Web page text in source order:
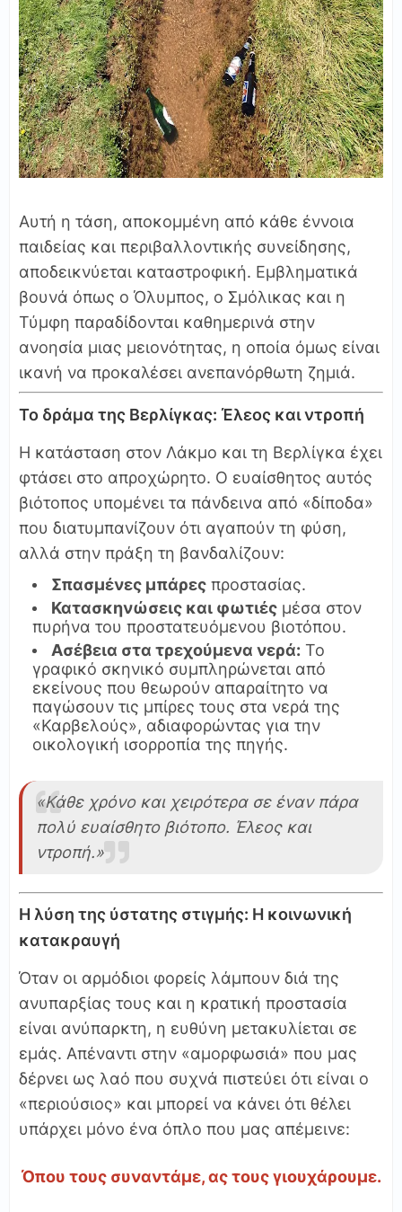
Αυτή η τάση, αποκομμένη από κάθε έννοια
παιδείας και περιβαλλοντικής συνείδησης,
αποδεικνύεται καταστροφική. Εμβληματικά
βουνά όπως ο Όλυμπος, ο Σμόλικας και η
Τύμφη παραδίδονται καθημερινά στην
ανοησία μιας μειονότητας, η οποία όμως είναι
ικανή να προκαλέσει ανεπανόρθωτη ζημιά.
Το δράμα της Βερλίγκας: Έλεος και ντροπή
Η κατάσταση στον Λάκμο και τη Βερλίγκα έχει
φτάσει στο απροχώρητο. Ο ευαίσθητος αυτός
βιότοπος υπομένει τα πάνδεινα από «δίποδα»
που διατυμπανίζουν ότι αγαπούν τη φύση,
αλλά στην πράξη τη βανδαλίζουν:
Σπασμένες μπάρες προστασίας.
Κατασκηνώσεις και φωτιές μέσα στον
πυρήνα του προστατευόμενου βιοτόπου.
Ασέβεια στα τρεχούμενα νερά: Το
γραφικό σκηνικό συμπληρώνεται από
εκείνους που θεωρούν απαραίτητο να
παγώσουν τις μπίρες τους στα νερά της
«Καρβελούς», αδιαφορώντας για την
οικολογική ισορροπία της πηγής.
«Κάθε χρόνο και χειρότερα σε έναν πάρα
πολύ ευαίσθητο βιότοπο. Έλεος και
ντροπή.»
Η λύση της ύστατης στιγμής: Η κοινωνική
κατακραυγή
Όταν οι αρμόδιοι φορείς λάμπουν διά της
ανυπαρξίας τους και η κρατική προστασία
είναι ανύπαρκτη, η ευθύνη μετακυλίεται σε
εμάς. Απέναντι στην «αμορφωσιά» που μας
δέρνει ως λαό που συχνά πιστεύει ότι είναι ο
«περιούσιος» και μπορεί να κάνει ότι θέλει
υπάρχει μόνο ένα όπλο που μας απέμεινε:
Όπου τους συναντάμε, ας τους γιουχάρουμε.